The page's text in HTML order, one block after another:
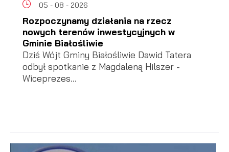
05 - 08 - 2026
Rozpoczynamy działania na rzecz
nowych terenów inwestycyjnych w
Gminie Białośliwie
Dziś Wójt Gminy Białośliwie Dawid Tatera
odbył spotkanie z Magdaleną Hilszer -
Wiceprezes...